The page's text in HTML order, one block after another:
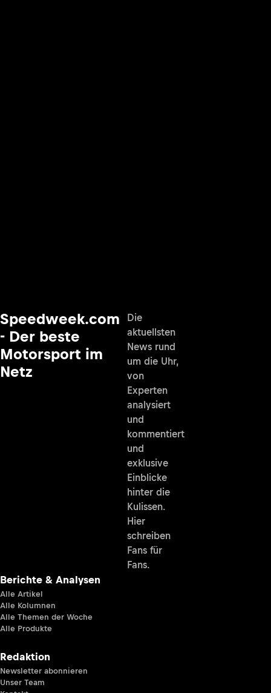
Speedweek.com
- Der beste
Motorsport im
Netz
Die
aktuellsten
News rund
um die Uhr,
von
Experten
analysiert
und
kommentiert
und
exklusive
Einblicke
hinter die
Kulissen.
Hier
schreiben
Fans für
Fans.
Berichte & Analysen
Alle Artikel
Alle Kolumnen
Alle Themen der Woche
Alle Produkte
Redaktion
Newsletter abonnieren
Unser Team